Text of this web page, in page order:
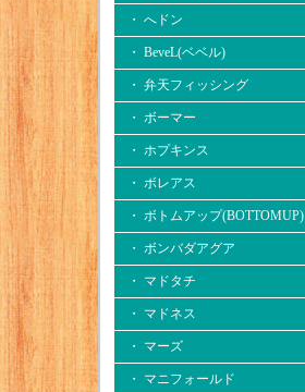
・ へドン
・ BeveL(ベベル)
・ 弁天フィッシング
・ ボーマー
・ ホプキンス
・ ボレアス
・ ボトムアップ(BOTTOMUP)
・ ボンバダアグア
・ マドタチ
・ マドネス
・ マーズ
・ マニフォールド